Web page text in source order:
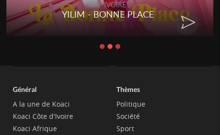
RAP IVOIRE
YILIM - BONNE PLACE
Général
A la une de Koaci
Koaci Côte d'Ivoire
Koaci Afrique
Thèmes
Politique
Société
Sport